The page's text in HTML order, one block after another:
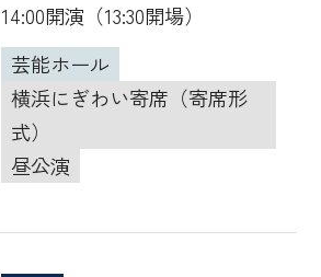
14:00開演（13:30開場）
芸能ホール
横浜にぎわい寄席（寄席形
式）
昼公演